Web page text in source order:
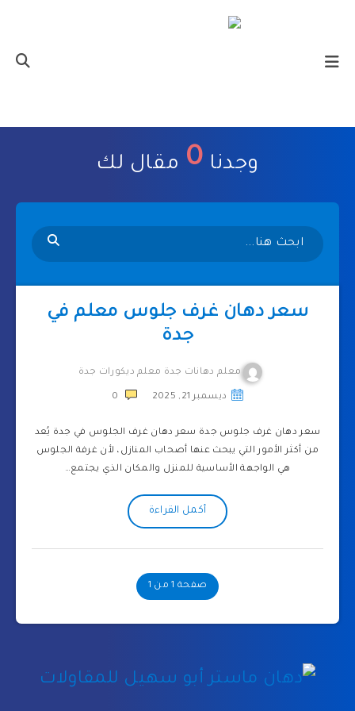
وجدنا 0 مقال لك
سعر دهان غرف جلوس معلم في
جدة
معلم دهانات جدة معلم ديكورات جدة
ديسمبر 21, 2025 0
سعر دهان غرف جلوس جدة سعر دهان غرف الجلوس في جدة يُعد
من أكثر الأمور التي يبحث عنها أصحاب المنازل، لأن غرفة الجلوس
هي الواجهة الأساسية للمنزل والمكان الذي يجتمع…
أكمل القراءة
صفحة 1 من 1